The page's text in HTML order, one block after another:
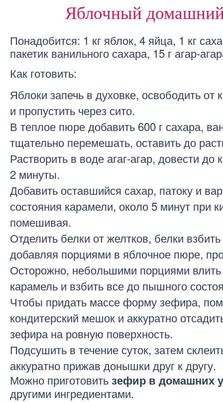
Яблочный
Понадобится: 1 кг яблок, 4 яйца, 1 кг
пакетик ванильного сахара, 15 г агар-
Как готовить:
Яблоки запечь в духовке, освободить
и пропустить через сито.
В теплое пюре добавить 600 г сахара,
тщательно перемешать, оставить до
Растворить в воде агаг-агар, довести до
2 минуты.
Добавить оставшийся сахар, патоку и
состояния карамели, около 5 минут при
помешивая.
Отделить белки от желтков, белки
добавляя порциями в яблочное пюре,
Осторожно, небольшими порциями
карамель и взбить все до пышного
Чтобы придать массе форму зефира,
кондитерский мешок и аккуратно
зефира на ровную поверхность.
Подсушить в течение суток, затем
аккуратно прижав донышки друг к другу.
Можно приготовитьзефир в домашних
другими ингредиентами.